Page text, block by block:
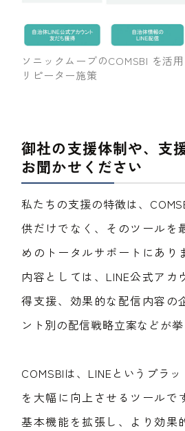
ソニックムーブのCOMSBI を活
リピーター施策
御社の支援体制や、支
お聞かせください
私たちの支援の特徴は、
供だけでなく、そのツールを
めのトータルサポートにあり
内容としては、LINE公式アカ
得支援、効果的な配信内容の
ント別の配信戦略立案などが挙
COMSBIは、LINEというプラ
を大幅に向上させるツールで
基本機能を拡張し、より効果